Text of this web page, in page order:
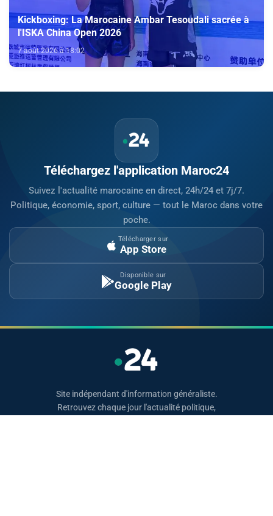
Kickboxing: La Marocaine Ambar Tesoudali sacrée à
l'ISKA China Open 2026
7 août 2026 à 18:02
Téléchargez l'application Maroc24
Suivez l'actualité marocaine en direct, 24h/24 et 7j/7.
Politique, économie, sport, culture — tout le Maroc dans votre
poche.
Télécharger sur
App Store
Disponible sur
Google Play
Site indépendant d'information généraliste.
Retrouvez chaque jour l'actualité politique,